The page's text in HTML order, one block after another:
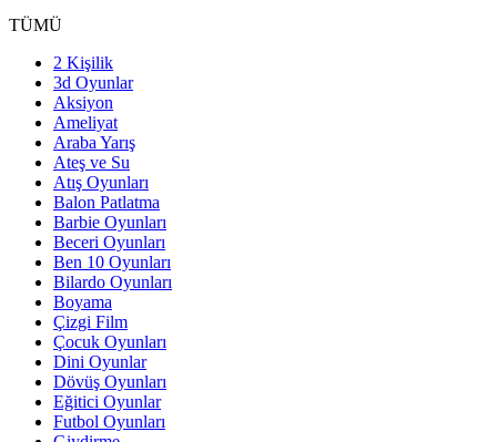
TÜMÜ
2 Kişilik
3d Oyunlar
Aksiyon
Ameliyat
Araba Yarış
Ateş ve Su
Atış Oyunları
Balon Patlatma
Barbie Oyunları
Beceri Oyunları
Ben 10 Oyunları
Bilardo Oyunları
Boyama
Çizgi Film
Çocuk Oyunları
Dini Oyunlar
Dövüş Oyunları
Eğitici Oyunlar
Futbol Oyunları